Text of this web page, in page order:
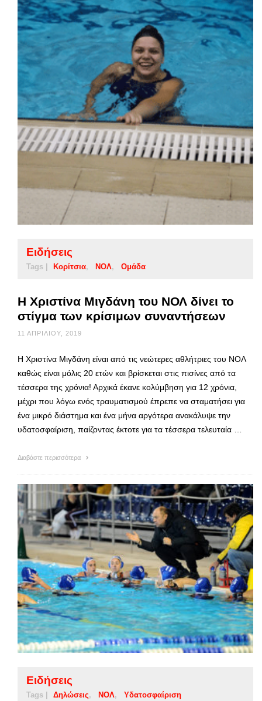
Ειδήσεις
Tags | Κορίτσια ΝΟΛ Ομάδα
Η Χριστίνα Μιγδάνη του ΝΟΛ δίνει το
στίγμα των κρίσιμων συναντήσεων
11 ΑΠΡΙΛΊΟΥ, 2019
Η Χριστίνα Μιγδάνη είναι από τις νεώτερες αθλήτριες του ΝΟΛ
καθώς είναι μόλις 20 ετών και βρίσκεται στις πισίνες από τα
τέσσερα της χρόνια! Αρχικά έκανε κολύμβηση για 12 χρόνια,
μέχρι που λόγω ενός τραυματισμού έπρεπε να σταματήσει για
ένα μικρό διάστημα και ένα μήνα αργότερα ανακάλυψε την
υδατοσφαίριση, παίζοντας έκτοτε για τα τέσσερα τελευταία …
Διαβάστε περισσότερα
Ειδήσεις
Tags | Δηλώσεις ΝΟΛ Υδατοσφαίριση